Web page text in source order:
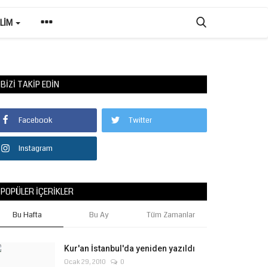
BIZI TAKIP EDIN
Facebook Twitter
Instagram
POPÜLER İÇERIKLER
Bu Hafta Bu Ay Tüm Zamanlar
Kur'an İstanbul'da yeniden yazıldı
Ocak 29, 2010 0